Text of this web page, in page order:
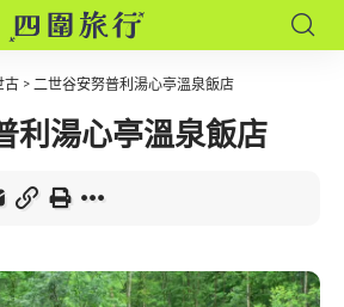
古 > 二世谷安努普利湯心亭溫泉飯店
利湯心亭溫泉飯店